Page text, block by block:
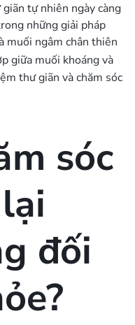
tự nhiên ngày càng
những giải pháp
muối ngâm chân thiên
giữa muối khoáng và
thư giãn và chăm sóc
sóc
đối